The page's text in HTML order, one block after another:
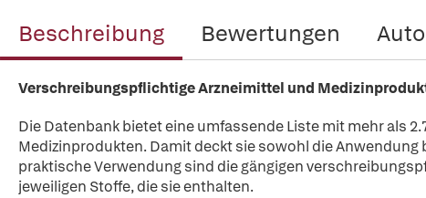
Beschreibung Bewertungen
Verschreibungspflichtige Arzneimittel und
Die Datenbank bietet eine umfassende Liste mit mehr als
Medizinprodukten. Damit deckt sie sowohl die Anwendung
praktische Verwendung sind die gängigen
jeweiligen Stoffe, die sie enthalten.